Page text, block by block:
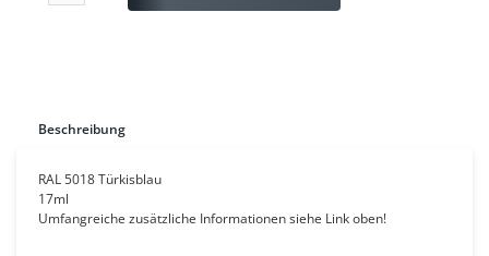
Beschreibung
RAL 5018 Türkisblau
17ml
Umfangreiche zusätzliche Informationen siehe Link oben!